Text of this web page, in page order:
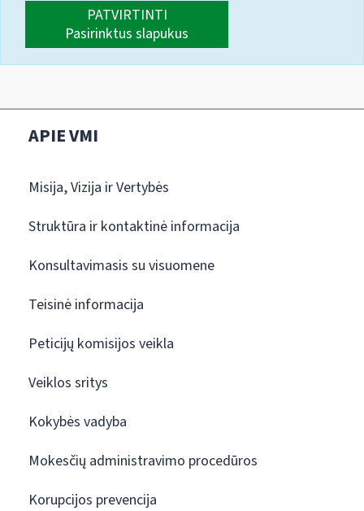
PATVIRTINTI
Pasirinktus slapukus
APIE VMI
Misija, Vizija ir Vertybės
Struktūra ir kontaktinė informacija
Konsultavimasis su visuomene
Teisinė informacija
Peticijų komisijos veikla
Veiklos sritys
Kokybės vadyba
Mokesčių administravimo procedūros
Korupcijos prevencija